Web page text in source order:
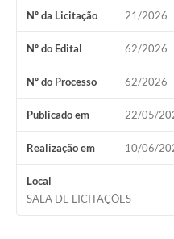
Canal da Ouvidoria
Prevican
Publicações
Vigilância em Saúde
Creche Municipal
Plano Diretor
Farmácia Municipal
Nº da Licitação 21/2026
Nº do Edital 62/2026
Nº do Processo 62/2026
Publicado em 22/05/
Realização em 10/06/
Local
SALA DE LICITAÇÕES